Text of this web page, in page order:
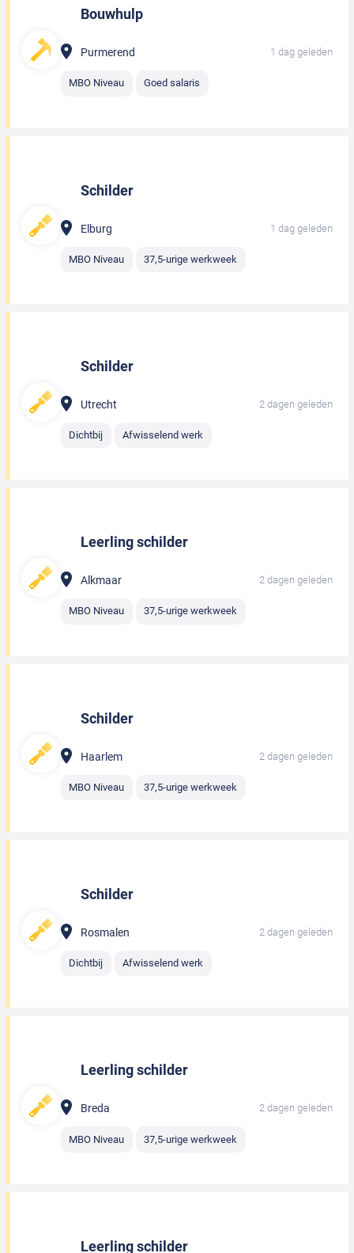
Bouwhulp
Purmerend 1 dag geleden
MBO Niveau Goed salaris
Schilder
Elburg 1 dag geleden
MBO Niveau 37,5-urige werkweek
Schilder
Utrecht 2 dagen geleden
Dichtbij Afwisselend werk
Leerling schilder
Alkmaar 2 dagen geleden
MBO Niveau 37,5-urige werkweek
Schilder
Haarlem 2 dagen geleden
MBO Niveau 37,5-urige werkweek
Schilder
Rosmalen 2 dagen geleden
Dichtbij Afwisselend werk
Leerling schilder
Breda 2 dagen geleden
MBO Niveau 37,5-urige werkweek
Leerling schilder